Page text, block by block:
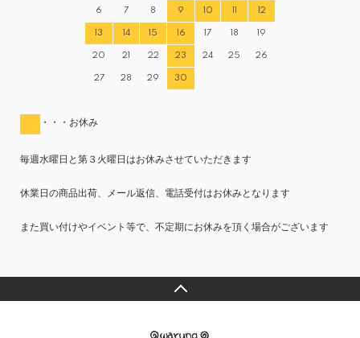
6 7 8 9 10 11 12
13 14 15 16 17 18 19
20 21 22 23 24 25 26
27 28 29 30
・・・お休み
毎週水曜日と第３火曜日はお休みさせていただきます
休業日の商品出荷、メール返信、電話受付はお休みとなります
また買い付けやイベント等で、不定期にお休みを頂く場合がございます